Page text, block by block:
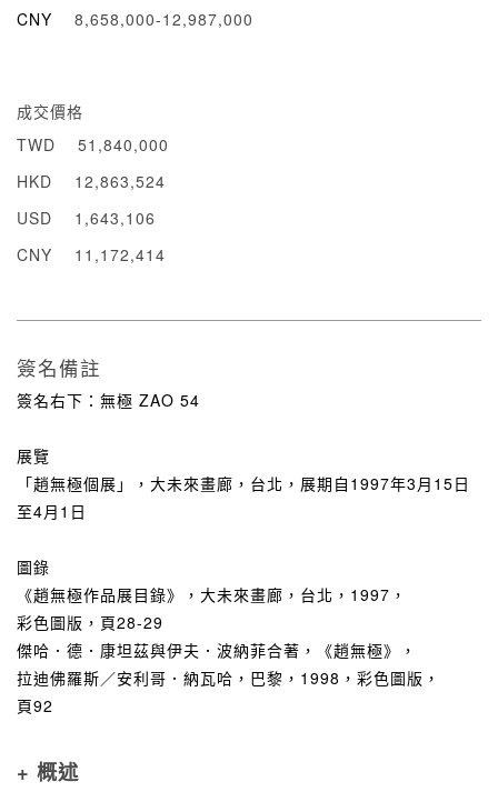
CNY
8,658,000-12,987,000
成交價格
TWD
51,840,000
HKD
12,863,524
USD
1,643,106
CNY
11,172,414
簽名備註
簽名右下：無極 ZAO 54
展覽
「趙無極個展」，大未來畫廊，台北，展期自1997年3月15日
至4月1日
圖錄
《趙無極作品展目錄》，大未來畫廊，台北，1997，
彩色圖版，頁28-29
傑哈．德．康坦茲與伊夫．波納菲合著，《趙無極》，
拉迪佛羅斯／安利哥．納瓦哈，巴黎，1998，彩色圖版，
頁92
+ 概述